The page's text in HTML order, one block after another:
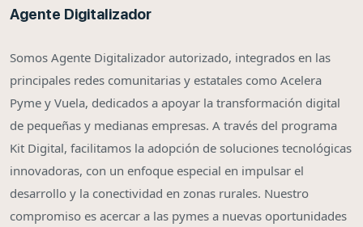
Agente Digitalizador
Somos Agente Digitalizador autorizado, integrados en las
principales redes comunitarias y estatales como Acelera
Pyme y Vuela, dedicados a apoyar la transformación digital
de pequeñas y medianas empresas. A través del programa
Kit Digital, facilitamos la adopción de soluciones tecnológicas
innovadoras, con un enfoque especial en impulsar el
desarrollo y la conectividad en zonas rurales. Nuestro
compromiso es acercar a las pymes a nuevas oportunidades